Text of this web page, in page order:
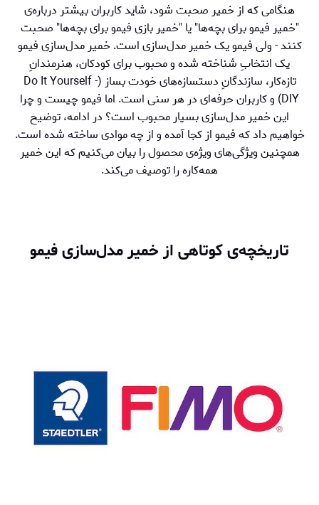
هنگامی که از خمیر صحبت شود، شاید کاربران بیشتر درباره‌ی
"خمیر فیمو برای بچه‌ها" یا "خمیر بازی فیمو برای بچه‌ها" صحبت
کنند - ولی فیمو یک خمیر مدل‌سازی است. خمیر مدل‌سازی فیمو
یک انتخابِ شناخته شده و محبوب برای کودکان، هنرمندانِ
تازه‌کار، سازندگانِ دستسازه‌های خودت بساز (Do It Yourself -
DIY) و کاربران حرفه‌ای در هر سنی است. اما فیمو چیست و چرا
این خمیر مدل‌سازی بسیار محبوب است؟ در ادامه، توضیح
خواهیم داد که فیمو از کجا آمده و از چه موادی ساخته شده است.
همچنین ویژگی‌های ویژه‌ی محصول را بیان می‌کنیم که این خمیر
همه‌کاره را توصیف می‌کند.
تاریخچه‌ی کوتاهی از خمیر مدل‌سازی فیمو